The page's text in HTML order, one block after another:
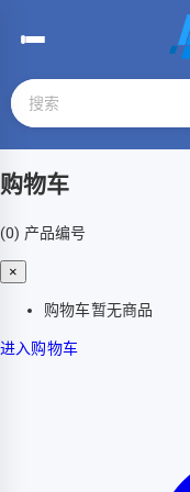
购物车
(0) 产品编号
×
购物车暂无商品
进入购物车